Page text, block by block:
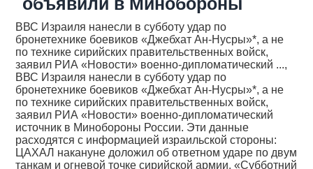
ВВС Израиля нанесли в субботу удар по
бронетехнике боевиков «Джебхат Ан-Нусры»*, а не
по технике сирийских правительственных войск,
заявил РИА «Новости» военно-дипломатический ...,
ВВС Израиля нанесли в субботу удар по
бронетехнике боевиков «Джебхат Ан-Нусры»*, а не
по технике сирийских правительственных войск,
заявил РИА «Новости» военно-дипломатический
источник в Минобороны России. Эти данные
расходятся с информацией израильской стороны:
ЦАХАЛ накануне доложил об ответном ударе по двум
танкам и огневой точке сирийской армии. «Субботний